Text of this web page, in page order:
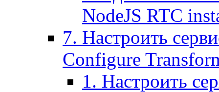
NodeJS RTC
7. Настроить
Configure
1. Настроить